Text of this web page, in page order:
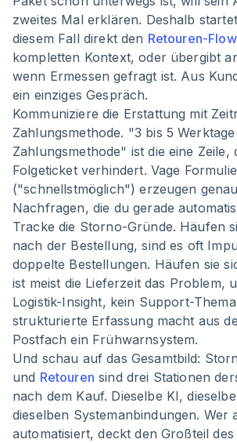
zweites Mal erklären. Deshalb
diesem Fall direkt den Retouren-Flow
kompletten Kontext, oder übergibt
wenn Ermessen gefragt ist. Aus
ein einziges Gespräch.
Kommuniziere die Erstattung mit
Zahlungsmethode. "3 bis 5
Zahlungsmethode" ist die eine Zeile,
Folgeticket verhindert. Vage
("schnellstmöglich") erzeugen
Nachfragen, die du gerade
Tracke die Storno-Gründe. Häufen
nach der Bestellung, sind es oft
doppelte Bestellungen. Häufen sie
ist meist die Lieferzeit das Problem,
Logistik-Insight, kein Support-
strukturierte Erfassung macht aus
Postfach ein Frühwarnsystem.
Und schau auf das Gesamtbild:
und Retouren sind drei Stationen
nach dem Kauf. Dieselbe KI,
dieselben Systemanbindungen. Wer
automatisiert, deckt den Großteil